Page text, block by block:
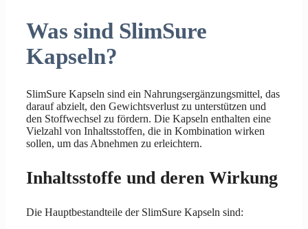
Was sind SlimSure
Kapseln?
SlimSure Kapseln sind ein Nahrungsergänzungsmittel, das
darauf abzielt, den Gewichtsverlust zu unterstützen und
den Stoffwechsel zu fördern. Die Kapseln enthalten eine
Vielzahl von Inhaltsstoffen, die in Kombination wirken
sollen, um das Abnehmen zu erleichtern.
Inhaltsstoffe und deren Wirkung
Die Hauptbestandteile der SlimSure Kapseln sind: